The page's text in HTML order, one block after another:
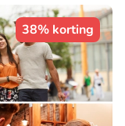
38% korting